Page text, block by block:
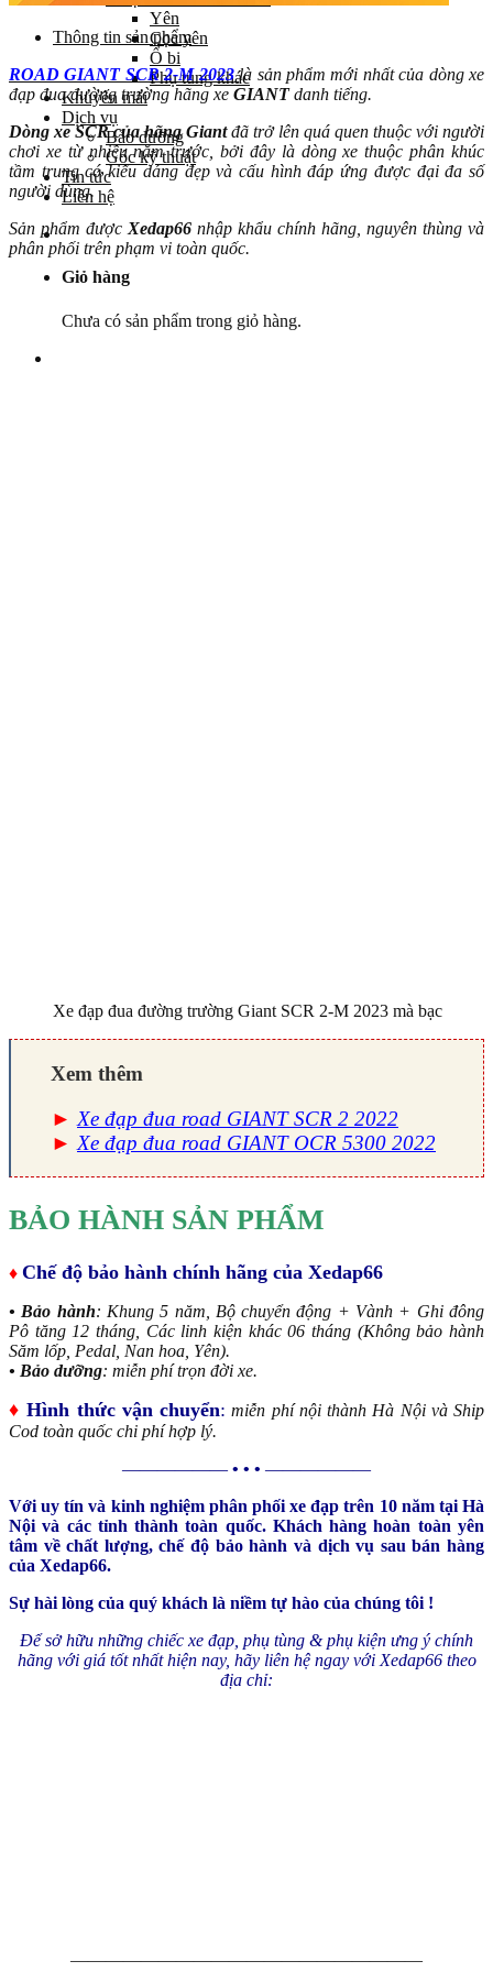
Yên
Cọc yên
Ổ bi
Phụ tùng khác
Khuyến mãi
Dịch vụ
Bảo dưỡng
Góc kỹ thuật
Tin tức
Liên hệ
Giỏ hàng
Chưa có sản phẩm trong giỏ hàng.
Thông tin sản phẩm
ROAD GIANT SCR 2-M 2023 là sản phẩm mới nhất của dòng xe
đạp đua đường trường hãng xe GIANTdanh tiếng.
Dòng xe SCR của hãng Giantđã trở lên quá quen thuộc với người
chơi xe từ nhiều năm trước, bởi đây là dòng xe thuộc phân khúc
tầm trung có kiểu dáng đẹp và cấu hình đáp ứng được đại đa số
người dùng.
Sản phẩm đượcXedap66 nhập khẩu chính hãng, nguyên thùng và
phân phối trên phạm vi toàn quốc.
Xe đạp đua đường trường Giant SCR 2-M 2023 mà bạc
Xem thêm
► Xe đạp đua road GIANT SCR 2 2022
► Xe đạp đua road GIANT OCR 5300 2022
BẢO HÀNH SẢN PHẨM
♦ Chế độ bảo hành chính hãng của Xedap66
• Bảo hành: Khung 5 năm, Bộ chuyển động + Vành + Ghi đông
Pô tăng 12 tháng, Các linh kiện khác 06 tháng (Không bảo hành
Săm lốp, Pedal, Nan hoa, Yên).
• Bảo dưỡng: miễn phí trọn đời xe.
♦ Hình thức vận chuyển: miễn phí nội thành Hà Nội và Ship
Cod toàn quốc chi phí hợp lý.
—————— • • • ——————
Với uy tín và kinh nghiệm phân phối xe đạp trên 10 năm tại Hà
Nội và các tỉnh thành toàn quốc. Khách hàng hoàn toàn yên
tâm về chất lượng, chế độ bảo hành và dịch vụ sau bán hàng
của Xedap66.
Sự hài lòng của quý khách là niềm tự hào của chúng tôi !
Để sở hữu những chiếc xe đạp, phụ tùng & phụ kiện ưng ý chính
hãng với giá tốt nhất hiện nay, hãy liên hệ ngay với Xedap66 theo
địa chỉ:
————————————————————